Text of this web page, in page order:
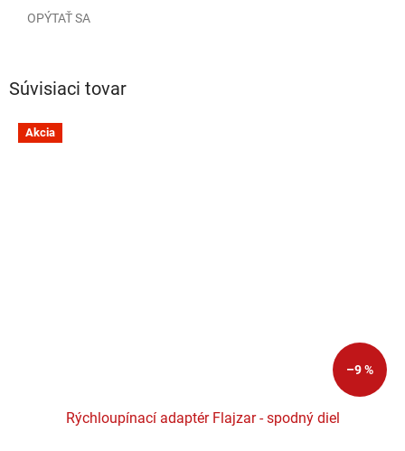
OPÝTAŤ SA
Súvisiaci tovar
Akcia
–9 %
Rýchloupínací adaptér Flajzar - spodný diel